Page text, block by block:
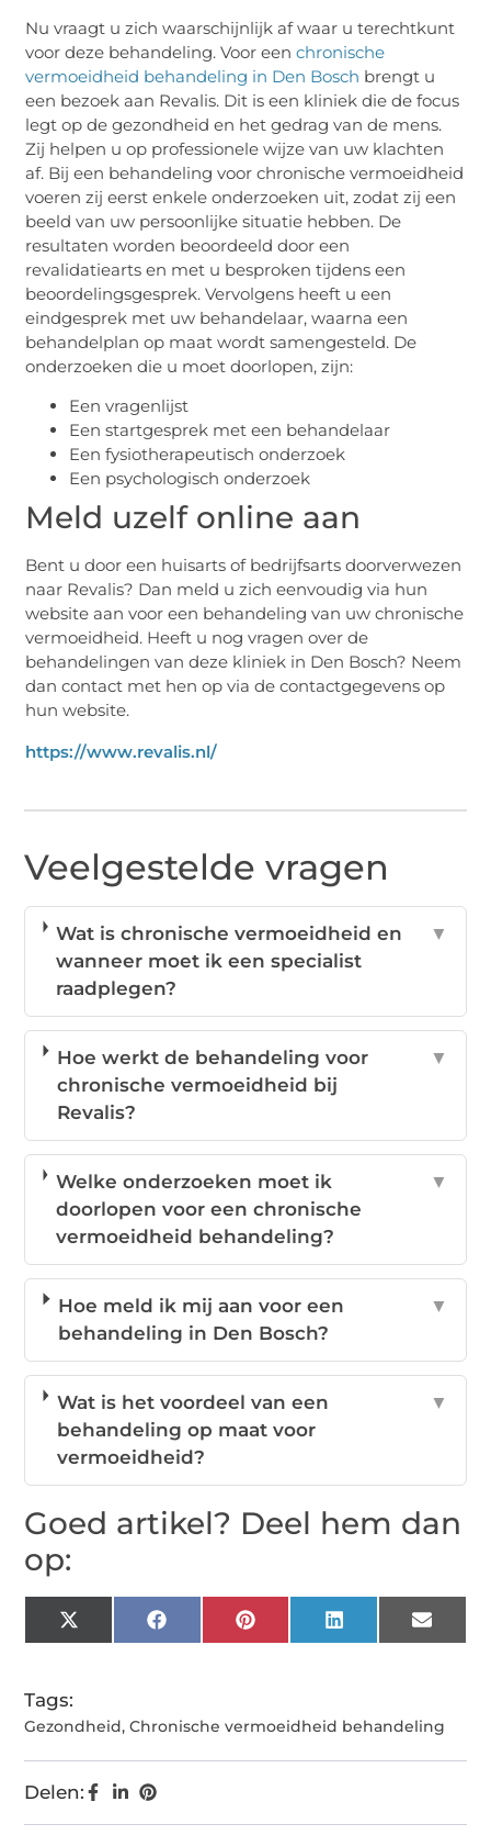
Nu vraagt u zich waarschijnlijk af waar u terechtkunt
voor deze behandeling. Voor eenchronische
vermoeidheid behandeling in Den Bosch brengt u
een bezoek aan Revalis. Dit is een kliniek die de focus
legt op de gezondheid en het gedrag van de mens.
Zij helpen u op professionele wijze van uw klachten
af. Bij een behandeling voor chronische vermoeidheid
voeren zij eerst enkele onderzoeken uit, zodat zij een
beeld van uw persoonlijke situatie hebben. De
resultaten worden beoordeeld door een
revalidatiearts en met u besproken tijdens een
beoordelingsgesprek. Vervolgens heeft u een
eindgesprek met uw behandelaar, waarna een
behandelplan op maat wordt samengesteld. De
onderzoeken die u moet doorlopen, zijn:
Een vragenlijst
Een startgesprek met een behandelaar
Een fysiotherapeutisch onderzoek
Een psychologisch onderzoek
Meld uzelf online aan
Bent u door een huisarts of bedrijfsarts doorverwezen
naar Revalis? Dan meld u zich eenvoudig via hun
website aan voor een behandeling van uw chronische
vermoeidheid. Heeft u nog vragen over de
behandelingen van deze kliniek in Den Bosch? Neem
dan contact met hen op via de contactgegevens op
hun website.
https://www.revalis.nl/
Veelgestelde vragen
Wat is chronische vermoeidheid en
wanneer moet ik een specialist
raadplegen?
▼
Hoe werkt de behandeling voor
chronische vermoeidheid bij
Revalis?
▼
Welke onderzoeken moet ik
doorlopen voor een chronische
vermoeidheid behandeling?
▼
Hoe meld ik mij aan voor een
behandeling in Den Bosch?
▼
Wat is het voordeel van een
behandeling op maat voor
vermoeidheid?
▼
Goed artikel? Deel hem dan
op:
X
(Twitter)
FacebookPinterestLinkedIn Email
Tags:
Gezondheid,Chronische vermoeidheid behandeling
Delen: